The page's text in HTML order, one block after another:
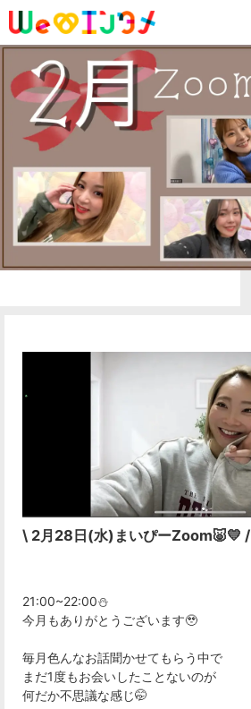
\ 2月28日(水)まいぴーZoom🐷💛 /
21:00~22:00⛄️
今月もありがとうございます🥹
毎月色んなお話聞かせてもらう中で
まだ1度もお会いしたことないのが
何だか不思議な感じ🤭